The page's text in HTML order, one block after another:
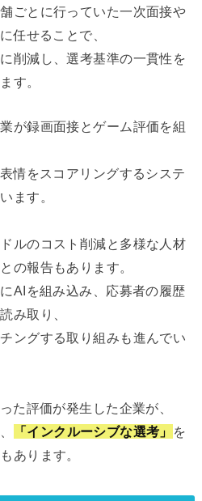
ごとに行っていた一次面接や
任せることで、
削減し、選考基準の一貫性を
す。
が録画面接とゲーム評価を組
情をスコアリングするシステ
ます。
ルのコスト削減と多様な人材
の報告もあります。
AIを組み込み、応募者の履歴
み取り、
ングする取り組みも進んでい
た評価が発生した企業が、
「インクルーシブな選考」
を
あります。